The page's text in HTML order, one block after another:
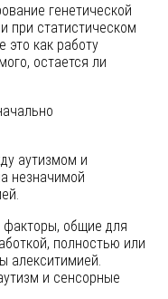
генетической
при статистическом
это как работу
остается ли
аутизмом и
незначимой
факторы, общие для
полностью или
алекситимией.
и сенсорные